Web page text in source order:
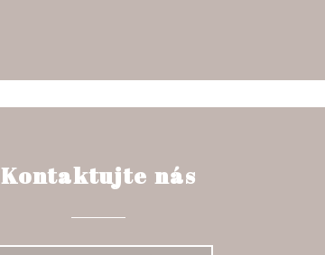
Kontaktujte nás